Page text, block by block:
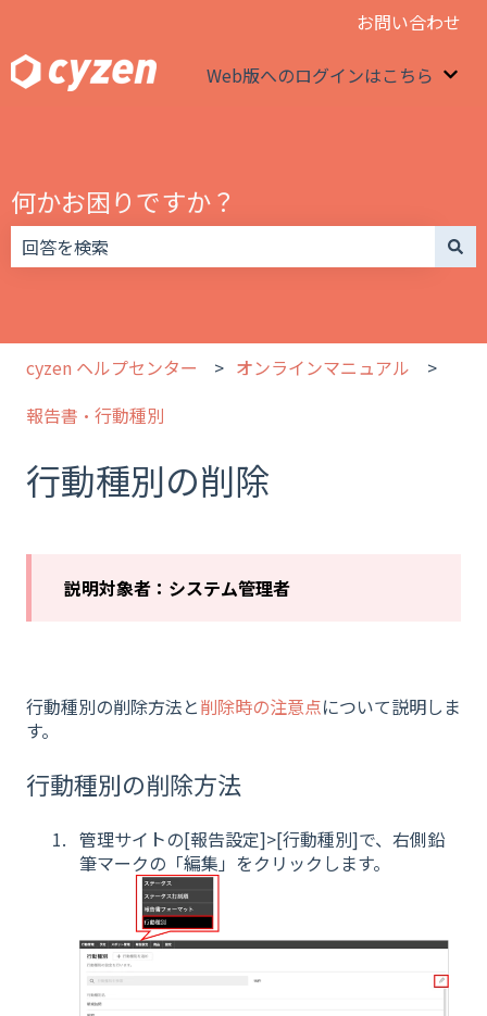
お問い合わせ
Web版へのログインはこちら
何かお困りですか？
cyzen ヘルプセンター
オンラインマニュアル
報告書・行動種別
行動種別の削除
説明対象者：システム管理者
行動種別の削除方法と削除時の注意点について説明しま
す。
行動種別の削除方法
管理サイトの[報告設定]>[行動種別]で、右側鉛
筆マークの「編集」をクリックします。